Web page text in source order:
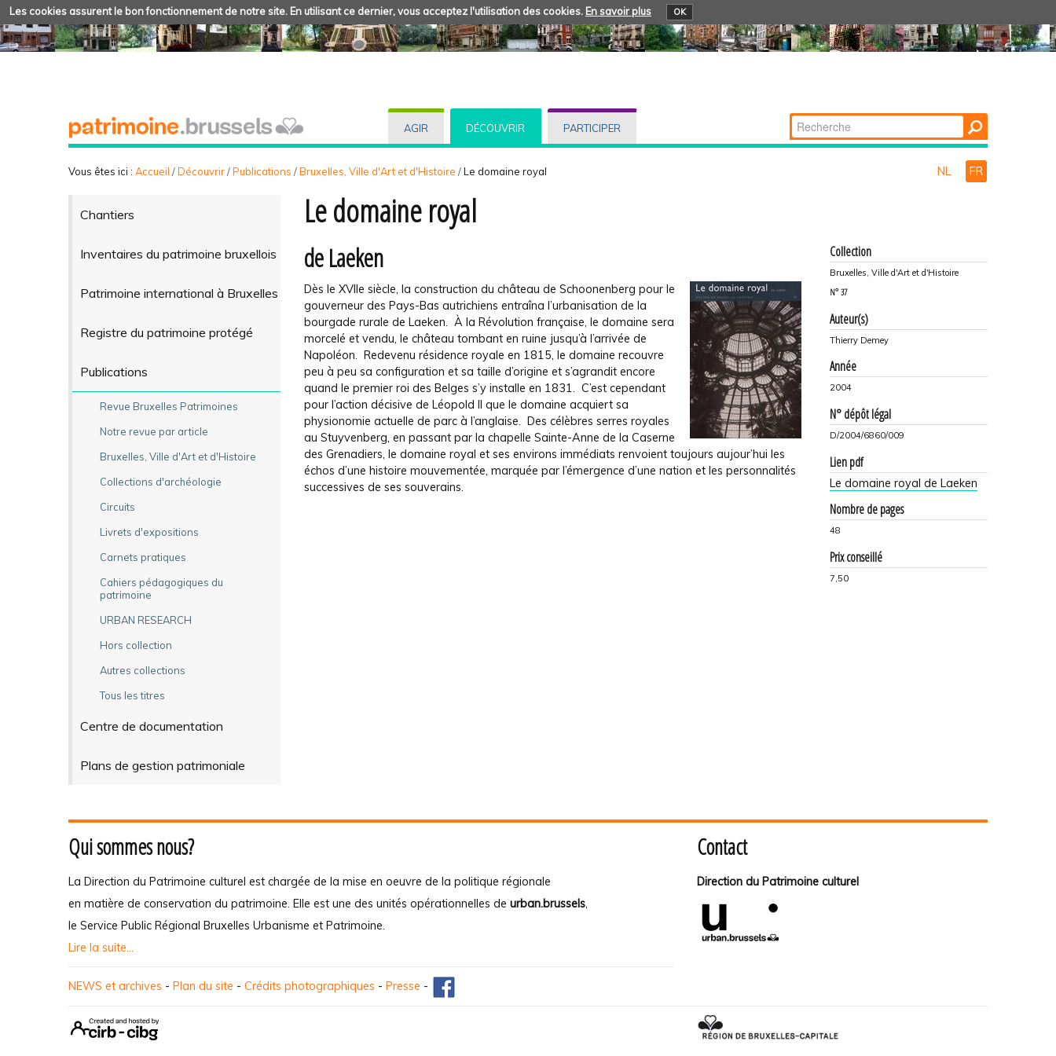
Les cookies assurent le bon fonctionnement de notre site. En utilisant ce dernier, vous acceptez l'utilisation des cookies. En savoir plus OK
AGIR DÉCOUVRIR PARTICIPER Chercher par
Recherche
Vous êtes ici : Accueil /Découvrir/Publications /Bruxelles, Ville d'Art et d'Histoire /Le domaine royal NL FR
Chantiers
Inventaires du patrimoine bruxellois
Patrimoine international à Bruxelles
Registre du patrimoine protégé
Publications
Revue Bruxelles Patrimoines
Notre revue par article
Bruxelles, Ville d'Art et d'Histoire
Collections d'archéologie
Circuits
Livrets d'expositions
Carnets pratiques
Cahiers pédagogiques du
patrimoine
URBAN RESEARCH
Hors collection
Autres collections
Tous les titres
Centre de documentation
Plans de gestion patrimoniale
Le domaine royal
de Laeken
Dès le XVIIe siècle, la construction du château de Schoonenberg pour le
gouverneur des Pays-Bas autrichiens entraîna l’urbanisation de la
bourgade rurale de Laeken. À la Révolution française, le domaine sera
morcelé et vendu, le château tombant en ruine jusqu’à l’arrivée de
Napoléon. Redevenu résidence royale en 1815, le domaine recouvre
peu à peu sa configuration et sa taille d’origine et s’agrandit encore
quand le premier roi des Belges s’y installe en 1831. C’est cependant
pour l’action décisive de Léopold II que le domaine acquiert sa
physionomie actuelle de parc à l’anglaise. Des célèbres serres royales
au Stuyvenberg, en passant par la chapelle Sainte-Anne de la Caserne
des Grenadiers, le domaine royal et ses environs immédiats renvoient toujours aujour’hui les
échos d’une histoire mouvementée, marquée par l’émergence d’une nation et les personnalités
successives de ses souverains.
Collection
Bruxelles, Ville d'Art et d'Histoire
N° 37
Auteur(s)
Thierry Demey
Année
2004
N° dépôt légal
D/2004/6860/009
Lien pdf
Le domaine royal de Laeken
Nombre de pages
48
Prix conseillé
7,50
Qui sommes nous?
La Direction du Patrimoine culturel est chargée de la mise en oeuvre de la politique régionale
en matière de conservation du patrimoine. Elle est une des unités opérationnelles de urban.brussels,
le Service Public Régional Bruxelles Urbanisme et Patrimoine.
Lire la suite...
Contact
Direction du Patrimoine culturel
NEWS et archives - Plan du site - Crédits photographiques - Presse -